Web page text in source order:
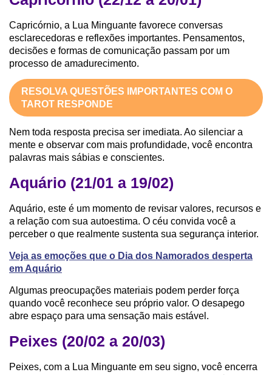
Capricórnio, a Lua Minguante favorece conversas
esclarecedoras e reflexões importantes. Pensamentos,
decisões e formas de comunicação passam por um
processo de amadurecimento.
RESOLVA QUESTÕES IMPORTANTES COM O
TAROT RESPONDE
Nem toda resposta precisa ser imediata. Ao silenciar a
mente e observar com mais profundidade, você encontra
palavras mais sábias e conscientes.
Aquário (21/01 a 19/02)
Aquário, este é um momento de revisar valores, recursos e
a relação com sua autoestima. O céu convida você a
perceber o que realmente sustenta sua segurança interior.
Veja as emoções que o Dia dos Namorados desperta
em Aquário
Algumas preocupações materiais podem perder força
quando você reconhece seu próprio valor. O desapego
abre espaço para uma sensação mais estável.
Peixes (20/02 a 20/03)
Peixes, com a Lua Minguante em seu signo, você encerra